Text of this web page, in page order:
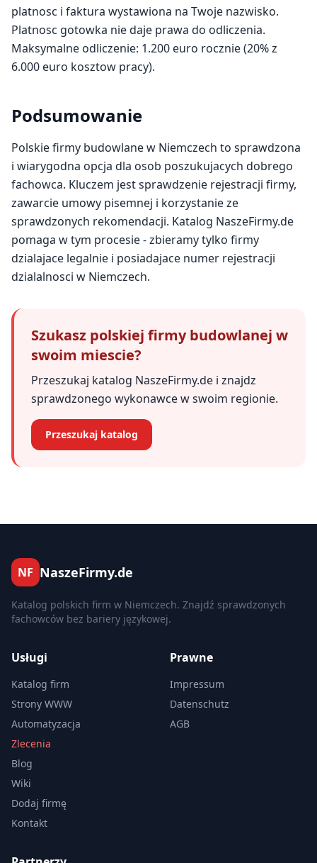
platnosc i faktura wystawiona na Twoje nazwisko.
Platnosc gotowka nie daje prawa do odliczenia.
Maksymalne odliczenie: 1.200 euro rocznie (20% z
6.000 euro kosztow pracy).
Podsumowanie
Polskie firmy budowlane w Niemczech to sprawdzona
i wiarygodna opcja dla osob poszukujacych dobrego
fachowca. Kluczem jest sprawdzenie rejestracji firmy,
zawarcie umowy pisemnej i korzystanie ze
sprawdzonych rekomendacji. Katalog NaszeFirmy.de
pomaga w tym procesie - zbieramy tylko firmy
dzialajace legalnie i posiadajace numer rejestracji
dzialalnosci w Niemczech.
Szukasz polskiej firmy budowlanej w
swoim miescie?
Przeszukaj katalog NaszeFirmy.de i znajdz
sprawdzonego wykonawce w swoim regionie.
Przeszukaj katalog
NF NaszeFirmy.de
Katalog polskich firm w Niemczech. Znajdź sprawdzonych
fachowców bez bariery językowej.
Usługi
Katalog firm
Strony WWW
Automatyzacja
Zlecenia
Blog
Wiki
Dodaj firmę
Kontakt
Prawne
Impressum
Datenschutz
AGB